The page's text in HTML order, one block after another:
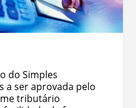
do Simples
a ser aprovada pelo
tributário